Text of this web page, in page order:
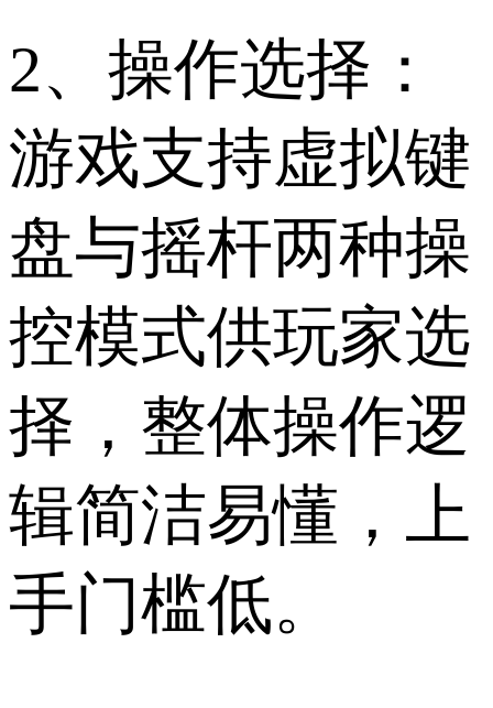
2、操作选择：
游戏支持虚拟键
盘与摇杆两种操
控模式供玩家选
择，整体操作逻
辑简洁易懂，上
手门槛低。